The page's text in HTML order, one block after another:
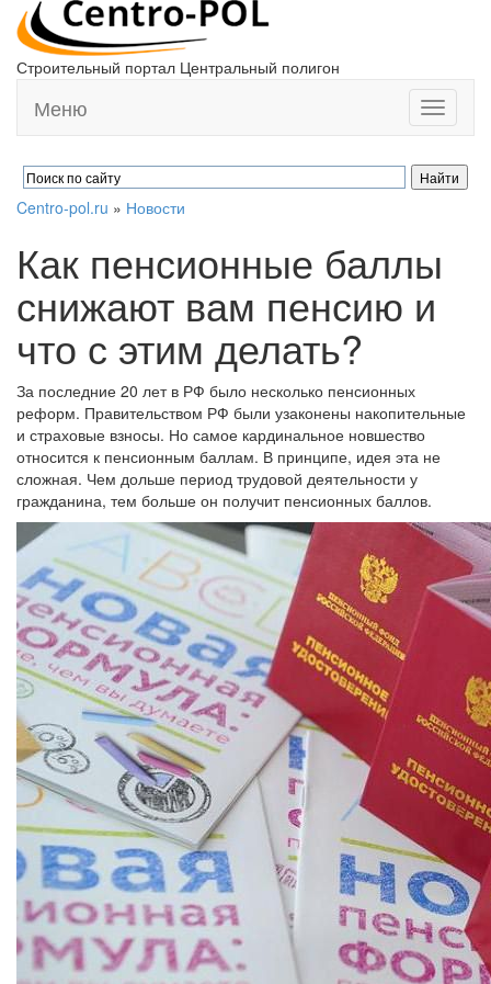
Строительный портал Центральный полигон
Toggle
Меню
Centro-pol.ru » Новости
Как пенсионные баллы
снижают вам пенсию и
что с этим делать?
За последние 20 лет в РФ было несколько пенсионных
реформ. Правительством РФ были узаконены накопительные
и страховые взносы. Но самое кардинальное новшество
относится к пенсионным баллам. В принципе, идея эта не
сложная. Чем дольше период трудовой деятельности у
гражданина, тем больше он получит пенсионных баллов.